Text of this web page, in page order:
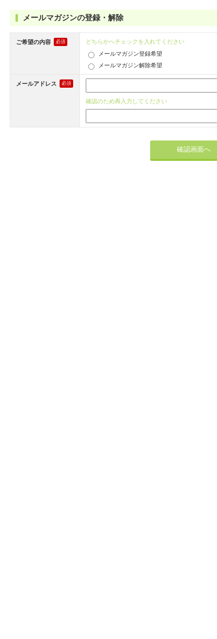
メールマガジンの登録・解除
ご希望の内容 必須 どちらかへチェックを入れてください
メールマガジン登録希望
メールマガジン解除希望
メールアドレス 必須
確認のため再入力してください